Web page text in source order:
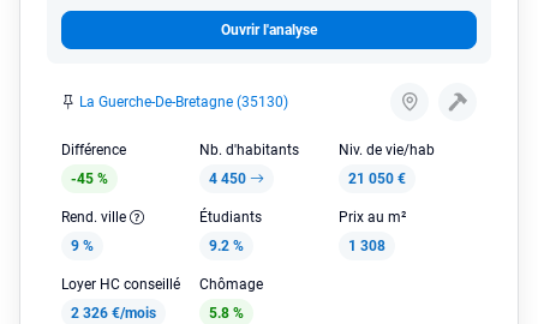
Ouvrir l'analyse
La Guerche-De-Bretagne (35130)
Différence
-45 %
Nb. d'habitants
4 450
Niv. de vie/hab
21 050 €
Rend. ville
9 %
Étudiants
9.2 %
Prix au m²
1 308
Loyer HC conseillé
2 326 €/mois
Chômage
5.8 %